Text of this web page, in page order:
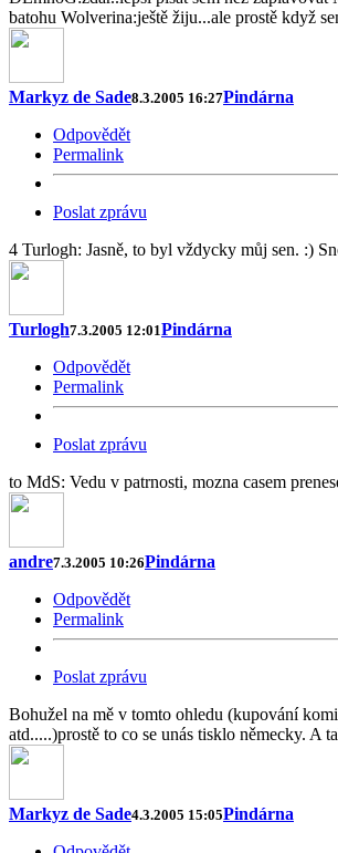
batohu Wolverina:ještě žiju...ale prostě když
Markyz de Sade8.3.2005 16:27Pindárna
Odpovědět
Permalink
Poslat zprávu
4 Turlogh: Jasně, to byl vždycky můj sen. :)
Turlogh7.3.2005 12:01Pindárna
Odpovědět
Permalink
Poslat zprávu
to MdS: Vedu v patrnosti, mozna casem
andre7.3.2005 10:26Pindárna
Odpovědět
Permalink
Poslat zprávu
Bohužel na mě v tomto ohledu (kupování
atd.....)prostě to co se unás tisklo německy. A
Markyz de Sade4.3.2005 15:05Pindárna